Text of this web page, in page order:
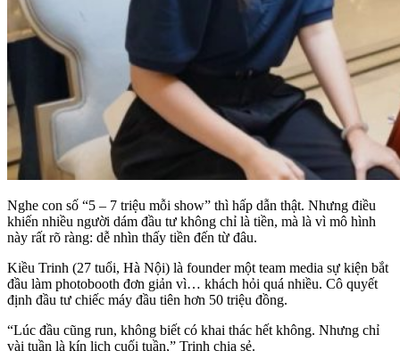
Nghe con số “5 – 7 triệu mỗi show” thì hấp dẫn thật. Nhưng điều
khiến nhiều người dám đầu tư không chỉ là tiền, mà là vì mô hình
này rất rõ ràng: dễ nhìn thấy tiền đến từ đâu.
Kiều Trinh (27 tuổi, Hà Nội) là founder một team media sự kiện bắt
đầu làm photobooth đơn giản vì… khách hỏi quá nhiều. Cô quyết
định đầu tư chiếc máy đầu tiên hơn 50 triệu đồng.
“Lúc đầu cũng run, không biết có khai thác hết không. Nhưng chỉ
vài tuần là kín lịch cuối tuần,” Trinh chia sẻ.